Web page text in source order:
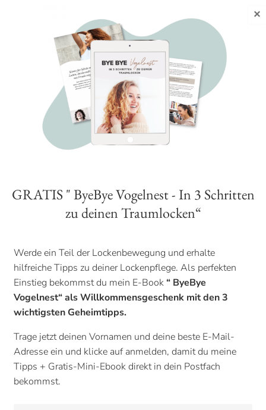
beliebter ArtikelProdukte
Die besten Locken Styling
Produkte für traumhafte
Locken (UPDATE 2023).
Stylingprodukte für Locken wie Lockengel, Lockencreme
und Haarschaum, helfen dabei deine Locken und Wellen
zu defninieren. Je nachdem was du gerade suchst,
GRATIS " ByeBye Vogelnest - In 3 Schritten
zu deinen Traumlocken“
Werde ein Teil der Lockenbewegung und erhalte
hilfreiche Tipps zu deiner Lockenpflege. Als perfekten
Einstieg bekommst du mein E-Book“ ByeBye
Vogelnest“ als Willkommensgeschenk mit den 3
wichtigsten Geheimtipps.
Trage jetzt deinen Vornamen und deine beste E-Mail-
Adresse ein und klicke auf anmelden, damit du meine
Tipps + Gratis-Mini-Ebook direkt in dein Postfach
bekommst.
×